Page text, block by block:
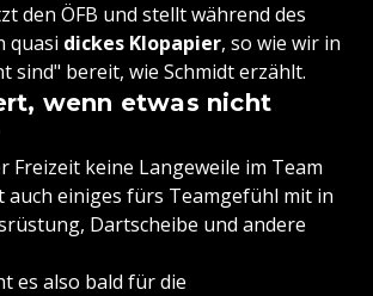
den ÖFB und stellt während des
quasi dickes Klopapier, so wie wir in
sind" bereit, wie Schmidt erzählt.
wenn etwas nicht
Freizeit keine Langeweile im Team
einiges fürs Teamgefühl mit in
Dartscheibe und andere
es also bald für die